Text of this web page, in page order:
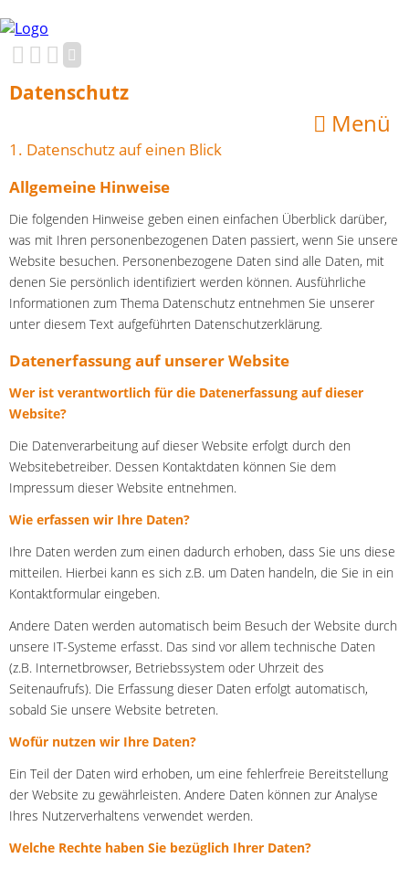
Menü
Los
Das
Buch
Alles
einen
Blick
Der
Autor
Thomas
Weitzel
Hier
geplaudert
Links
Wissenswertes
Kontakt
Impressum
Datenschutz
1. Datenschutz auf einen Blick
Allgemeine Hinweise
Die folgenden Hinweise geben einen einfachen Überblick darüber,
was mit Ihren personenbezogenen Daten passiert, wenn Sie unsere
Website besuchen. Personenbezogene Daten sind alle Daten, mit
denen Sie persönlich identifiziert werden können. Ausführliche
Informationen zum Thema Datenschutz entnehmen Sie unserer
unter diesem Text aufgeführten Datenschutzerklärung.
Datenerfassung auf unserer Website
Wer ist verantwortlich für die Datenerfassung auf dieser
Website?
Die Datenverarbeitung auf dieser Website erfolgt durch den
Websitebetreiber. Dessen Kontaktdaten können Sie dem
Impressum dieser Website entnehmen.
Wie erfassen wir Ihre Daten?
Ihre Daten werden zum einen dadurch erhoben, dass Sie uns diese
mitteilen. Hierbei kann es sich z.B. um Daten handeln, die Sie in ein
Kontaktformular eingeben.
Andere Daten werden automatisch beim Besuch der Website durch
unsere IT-Systeme erfasst. Das sind vor allem technische Daten
(z.B. Internetbrowser, Betriebssystem oder Uhrzeit des
Seitenaufrufs). Die Erfassung dieser Daten erfolgt automatisch,
sobald Sie unsere Website betreten.
Wofür nutzen wir Ihre Daten?
Ein Teil der Daten wird erhoben, um eine fehlerfreie Bereitstellung
der Website zu gewährleisten. Andere Daten können zur Analyse
Ihres Nutzerverhaltens verwendet werden.
Welche Rechte haben Sie bezüglich Ihrer Daten?